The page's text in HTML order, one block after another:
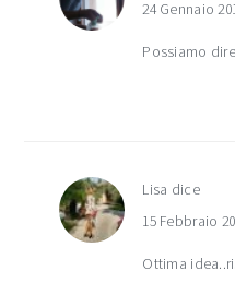
24 Gennaio
Possiamo
Lisa dice
15 Febbraio
Ottima